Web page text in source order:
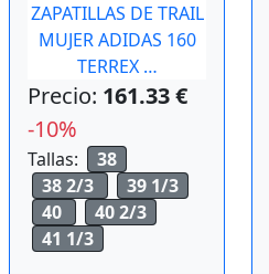
ZAPATILLAS DE TRAIL
MUJER ADIDAS 160
TERREX …
Precio: 161.33 €
-10%
Tallas:
38
38 2/3
39 1/3
40
40 2/3
41 1/3